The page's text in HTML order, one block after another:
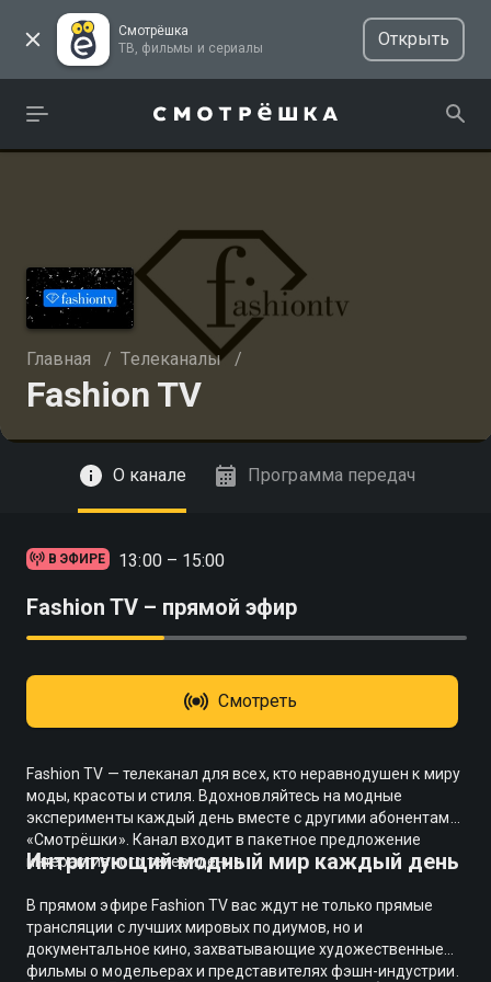
Смотрёшка
ТВ, фильмы и сериалы
Открыть
Главная / Телеканалы /
Fashion TV
О канале Программа передач
В ЭФИРЕ 13:00 – 15:00
Fashion TV – прямой эфир
Смотреть
Fashion TV — телеканал для всех, кто неравнодушен к миру
моды, красоты и стиля. Вдохновляйтесь на модные
эксперименты каждый день вместе с другими абонентами
«Смотрёшки». Канал входит в пакетное предложение
интерактивного телевидения.
Интригующий модный мир каждый день
В прямом эфире Fashion TV вас ждут не только прямые
трансляции с лучших мировых подиумов, но и
документальное кино, захватывающие художественные
фильмы о модельерах и представителях фэшн-индустрии.